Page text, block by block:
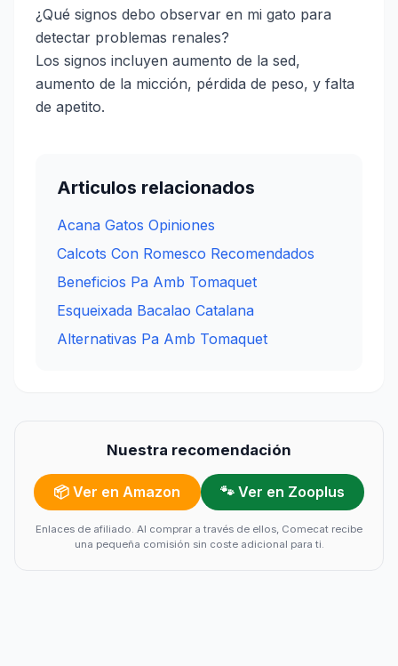
¿Qué signos debo observar en mi gato para
detectar problemas renales?
Los signos incluyen aumento de la sed,
aumento de la micción, pérdida de peso, y falta
de apetito.
Articulos relacionados
Acana Gatos Opiniones
Calcots Con Romesco Recomendados
Beneficios Pa Amb Tomaquet
Esqueixada Bacalao Catalana
Alternativas Pa Amb Tomaquet
Nuestra recomendación
📦 Ver en Amazon 🐾 Ver en Zooplus
Enlaces de afiliado. Al comprar a través de ellos, Comecat recibe
una pequeña comisión sin coste adicional para ti.